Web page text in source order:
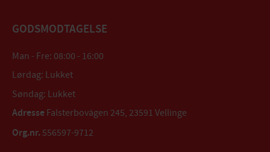
GODSMODTAGELSE
Man - Fre: 08:00 - 16:00
Lørdag: Lukket
Søndag: Lukket
Adresse Falsterbovägen 245, 23591 Vellinge
Org.nr. 556597-9712